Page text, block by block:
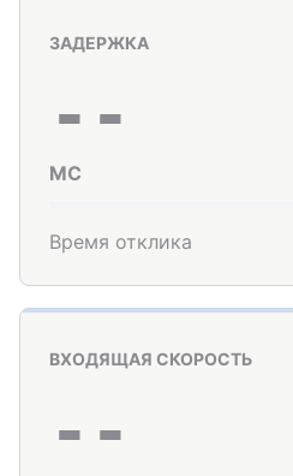
ЗАДЕРЖКА
--
МС
Время отклика
ВХОДЯЩАЯ СКОРОСТЬ
--